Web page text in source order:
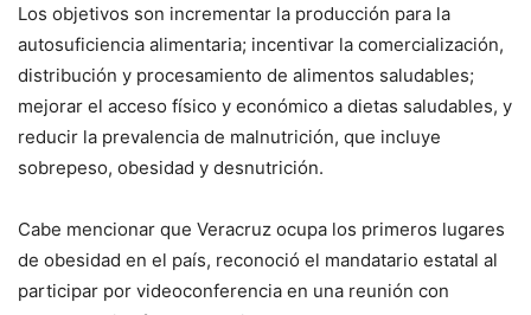
Los objetivos son incrementar la producción para la
autosuficiencia alimentaria; incentivar la comercialización,
distribución y procesamiento de alimentos saludables;
mejorar el acceso físico y económico a dietas saludables, y
reducir la prevalencia de malnutrición, que incluye
sobrepeso, obesidad y desnutrición.
Cabe mencionar que Veracruz ocupa los primeros lugares
de obesidad en el país, reconoció el mandatario estatal al
participar por videoconferencia en una reunión con